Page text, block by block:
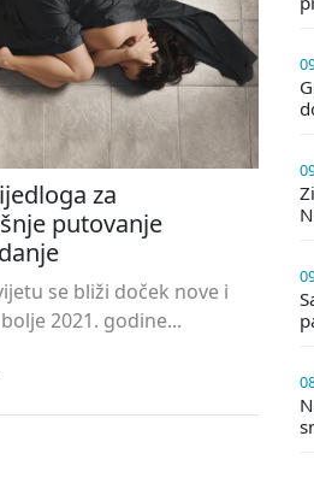
za
putovanje
se bliži doček nove i
2021. godine...